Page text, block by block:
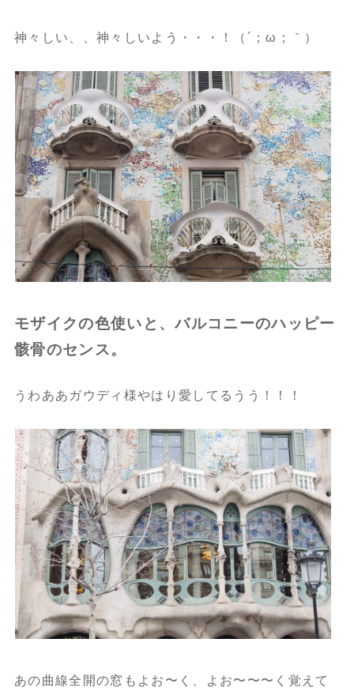
神々しい、、神々しいよう・・・！（´；ω；｀）
モザイクの色使いと、バルコニーのハッピー
骸骨のセンス。
うわああガウディ様やはり愛してるうう！！！
あの曲線全開の窓もよお〜く、よお〜〜〜く覚えて